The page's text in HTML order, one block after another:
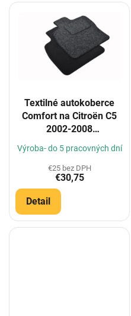
Textilné autokoberce
Comfort na Citroën C5
2002-2008
Výroba- do 5 pracovných dní
€25 bez DPH
€30,75
Detail